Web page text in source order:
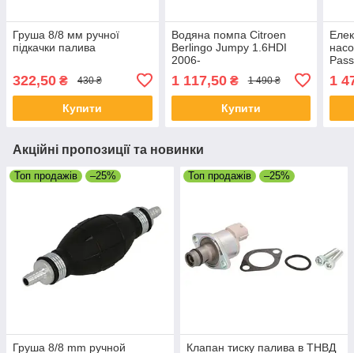
Груша 8/8 мм ручної
підкачки палива
322,50 ₴ 430 ₴
Купити
Водяна помпа Citroen
Berlingo Jumpy 1.6HDI
2006-
1 117,50₴ 1 490 ₴
Купити
1
Акційні пропозиції та новинки
Топ продажів –25%
Груша 8/8 mm ручной
Топ продажів –25%
Клапан тиску палива в ТНВД